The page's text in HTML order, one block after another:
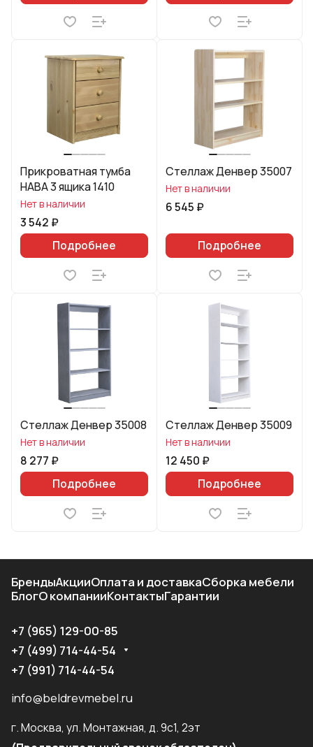
Прикроватная тумба
HABA 3 ящика 1410
Нет в наличии
3 542 ₽
Подробнее
Стеллаж Денвер 35007
Нет в наличии
6 545 ₽
Подробнее
Стеллаж Денвер 35008
Нет в наличии
8 277 ₽
Подробнее
Стеллаж Денвер 35009
Нет в наличии
12 450 ₽
Подробнее
БрендыАкцииОплата и доставкаСборка мебели
БлогО компанииКонтактыГарантии
+7 (965) 129-00-85
+7 (499) 714-44-54
+7 (991) 714-44-54
info@beldrevmebel.ru
г. Москва, ул. Монтажная, д. 9с1, 2эт